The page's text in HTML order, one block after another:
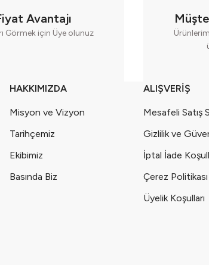
Pamuk Nefes Alabilir Seri - 1006-Pembe
Pamuk Nefes Alabilir Seri - 1006-Mor
Pamuk Nefes Alabilir Seri - 1006-Beyaz
- (9-12-18 Ay) Seri - 746-Mor
Hareket Kolaylığı Seri - 749-Yeşil
Avantajı
Görmek için Üye olunuz
HAKKIMIZDA
Misyon ve Vizyon
Tarihçemiz
Ekibimiz
Basında Biz
ALIŞVERİŞ
Mesafeli Satış
Gizlilik ve
İptal İade
Çerez Politikası
Üyelik Koşulları